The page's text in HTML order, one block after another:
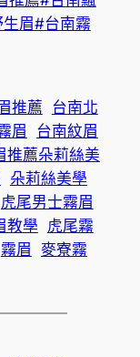
眉#台南霧
推薦
台南北
眉
台南紋眉
推薦朵莉絲美
朵莉絲美學
虎尾男士霧眉
教學 虎尾霧
霧眉 麥寮霧